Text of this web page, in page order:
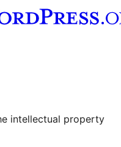
YouTube
nostru Tumblr
intellectual property